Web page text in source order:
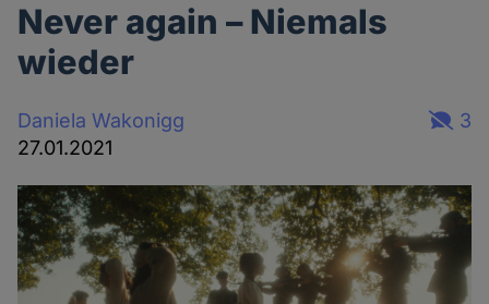
Never again – Niemals
wieder
Daniela Wakonigg
27.01.2021
3